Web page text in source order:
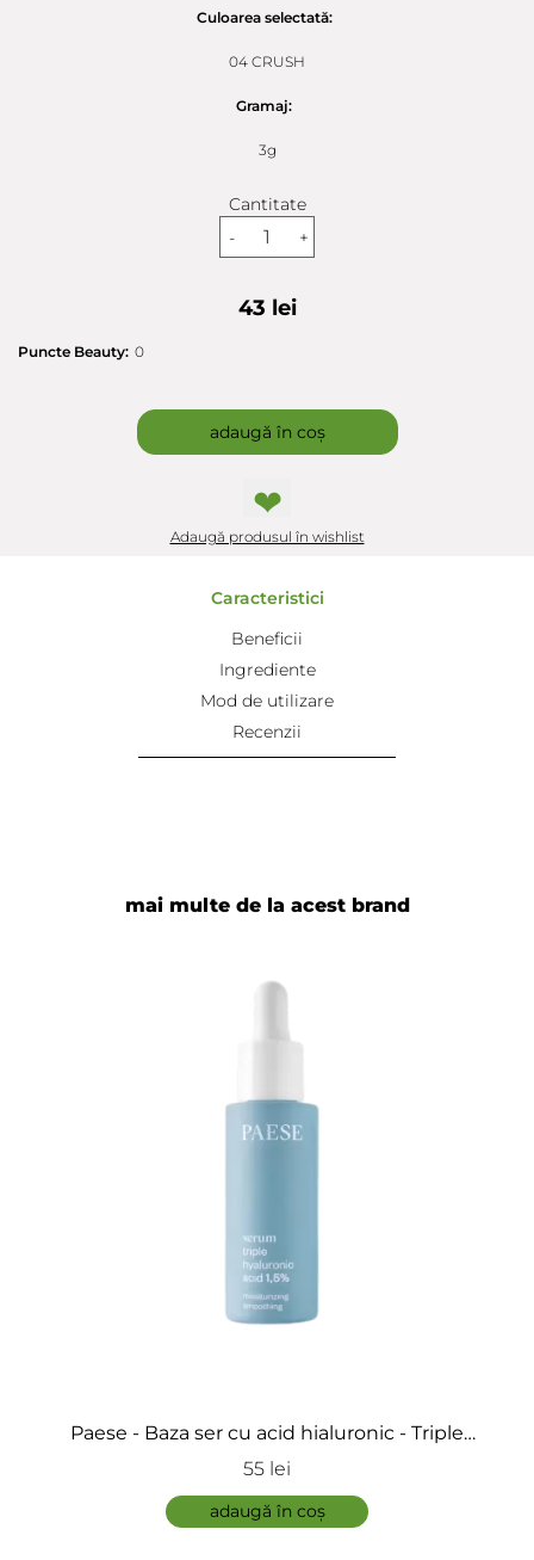
Culoarea selectată:
04 CRUSH
Gramaj:
3g
Cantitate
-
+
43 lei
Puncte Beauty: 0
adaugă în coș
❤
Adaugă produsul în wishlist
Caracteristici
Beneficii
Ingrediente
Mod de utilizare
Recenzii
mai multe de la acest brand
Paese - Baza ser cu acid hialuronic - Triple
Hyaluronic acid
55 lei
adaugă în coș